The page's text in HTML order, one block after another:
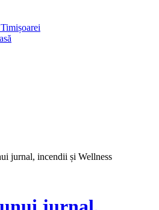
jurnal, incendii și Wellness